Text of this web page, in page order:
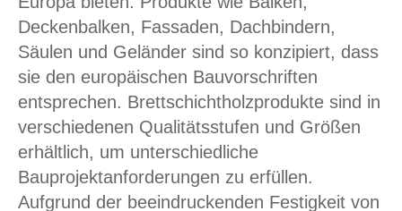
Deckenbalken, Fassaden, Dachbindern,
Säulen und Geländer sind so konzipiert, dass
sie den europäischen Bauvorschriften
entsprechen. Brettschichtholzprodukte sind in
verschiedenen Qualitätsstufen und Größen
erhältlich, um unterschiedliche
Bauprojektanforderungen zu erfüllen.
Aufgrund der beeindruckenden Festigkeit von